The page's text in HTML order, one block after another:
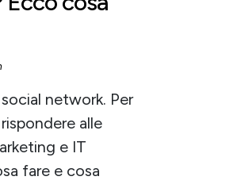
network. Per
alle
e IT
fare e cosa